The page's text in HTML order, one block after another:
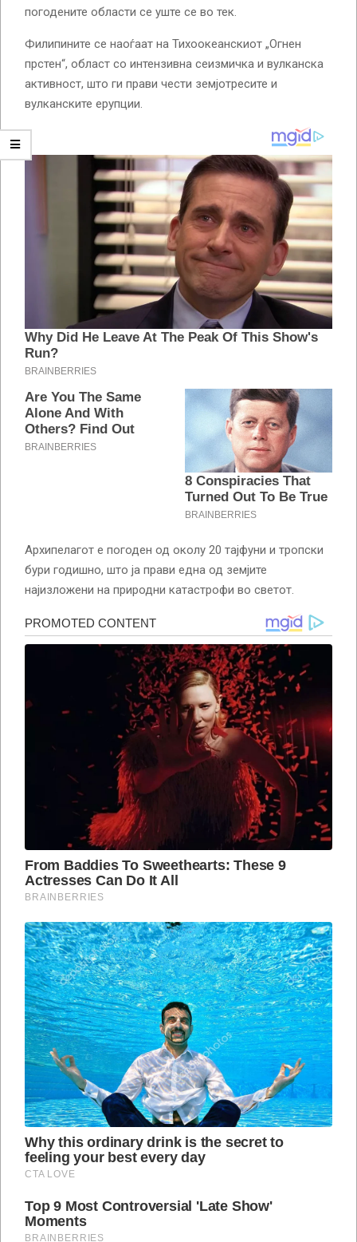
погодените области се уште се во тек.
Филипините се наоѓаат на Тихоокеанскиот „Огнен
прстен“, област со интензивна сеизмичка и вулканска
активност, што ги прави чести земјотресите и
вулканските ерупции.
Архипелагот е погоден од околу 20 тајфуни и тропски
бури годишно, што ја прави една од земјите
најизложени на природни катастрофи во светот.